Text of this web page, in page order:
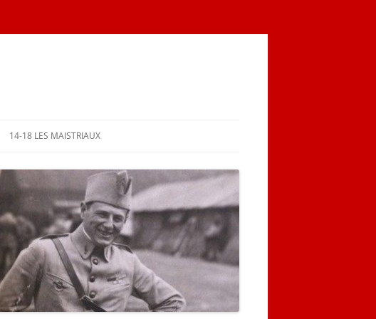
14-18 LES MAISTRIAUX